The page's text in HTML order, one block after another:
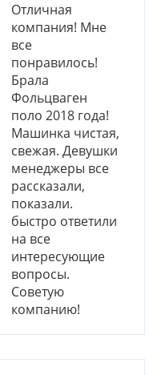
Отличная
компания! Мне
все
понравилось!
Брала
Фольцваген
поло 2018 года!
Машинка чистая,
свежая. Девушки
менеджеры все
рассказали,
показали.
быстро ответили
на все
интересующие
вопросы.
Советую
компанию!